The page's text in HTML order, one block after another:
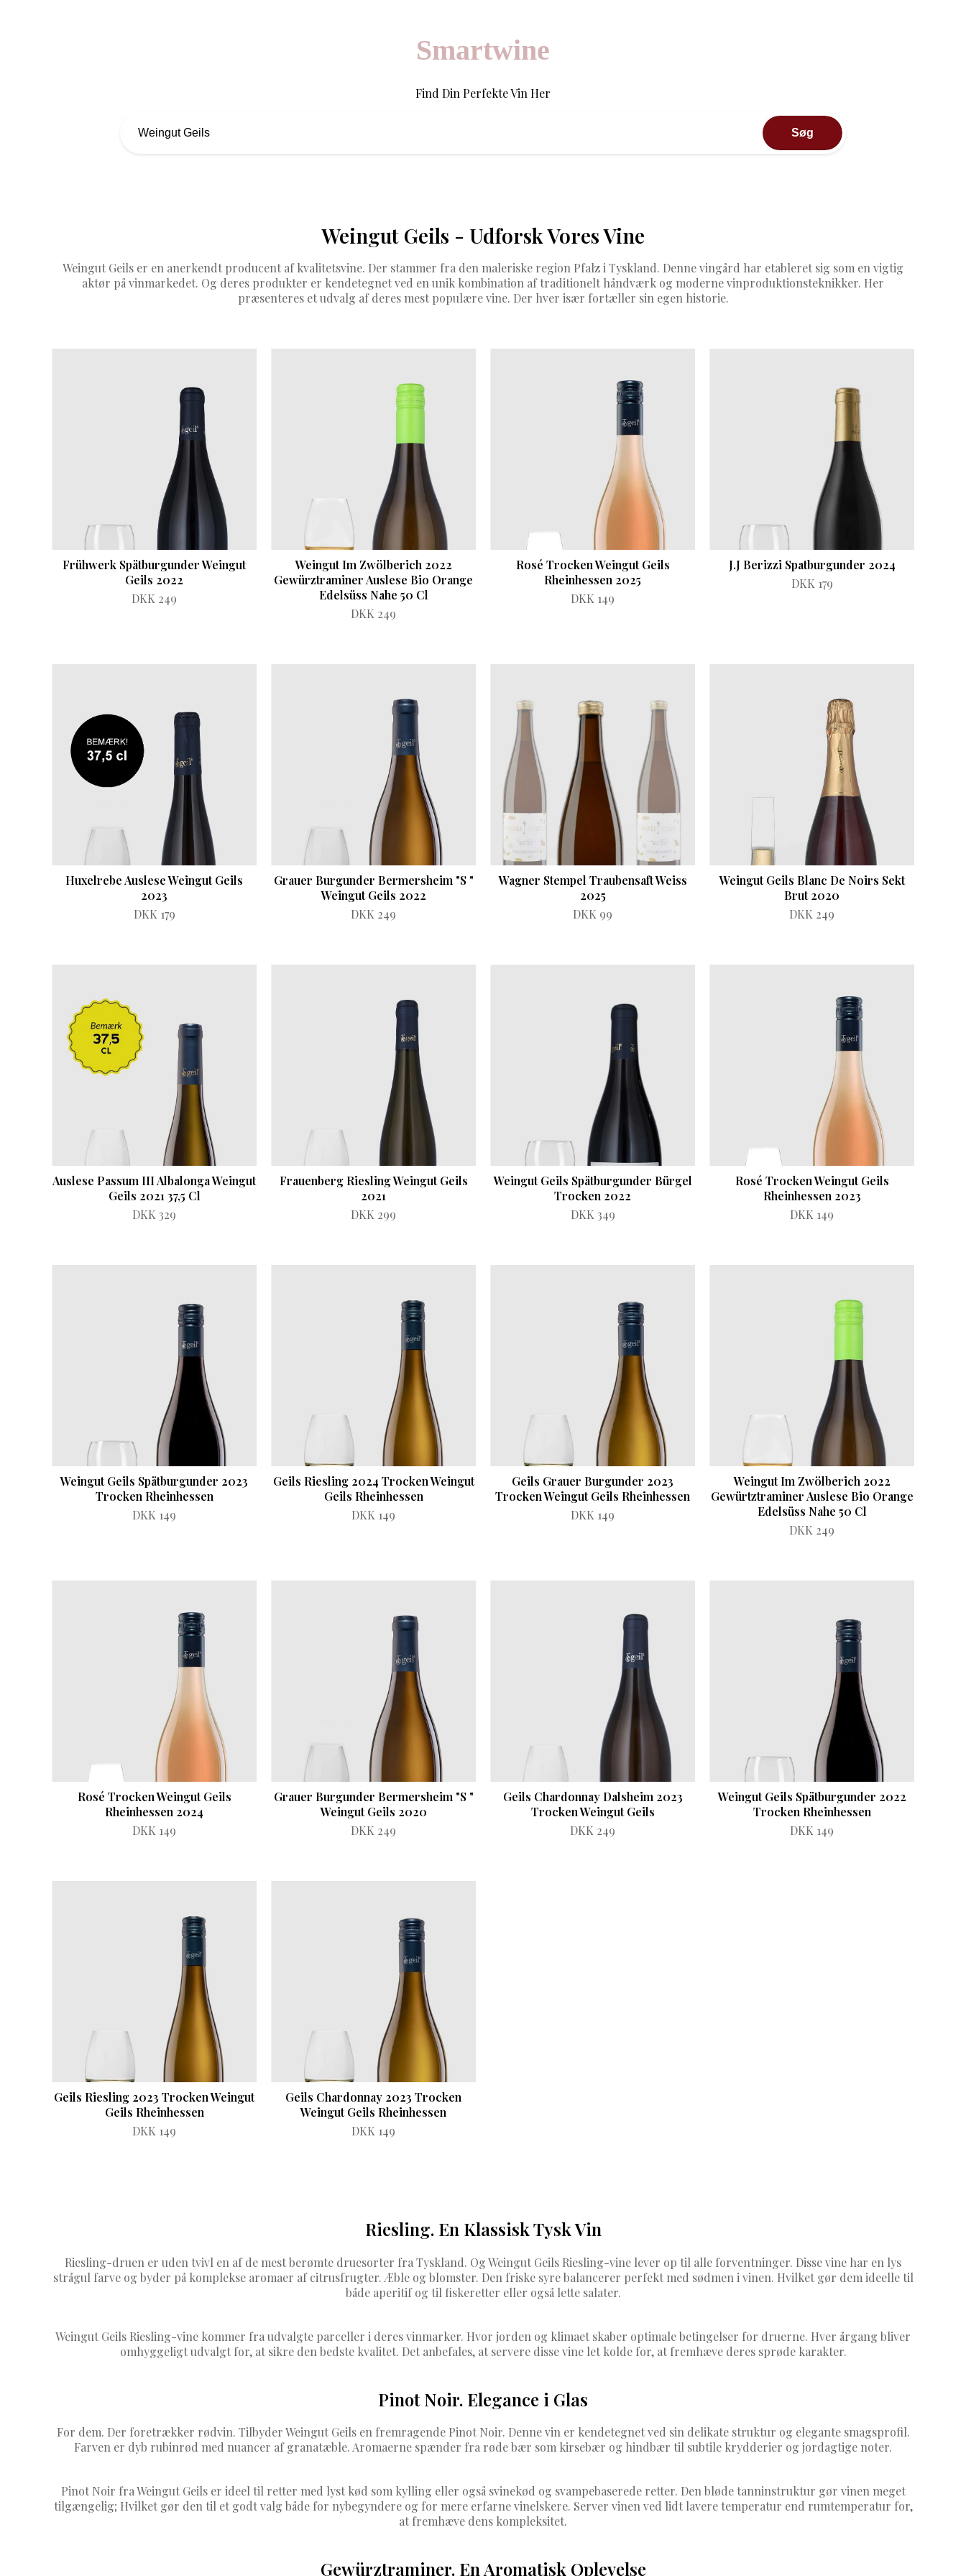
Smartwine
Find Din Perfekte Vin Her
Søg
Weingut Geils - Udforsk Vores Vine
Weingut Geils er en anerkendt producent af kvalitetsvine. Der stammer fra den maleriske region Pfalz i Tyskland. Denne vingård har etableret sig som en vigtig
aktør på vinmarkedet. Og deres produkter er kendetegnet ved en unik kombination af traditionelt håndværk og moderne vinproduktionsteknikker. Her
præsenteres et udvalg af deres mest populære vine. Der hver især fortæller sin egen historie.
Frühwerk Spätburgunder Weingut
Geils 2022
DKK 249
Weingut Im Zwölberich 2022
Gewürztraminer Auslese Bio Orange
Edelsüss Nahe 50 Cl
DKK 249
Rosé Trocken Weingut Geils
Rheinhessen 2025
DKK 149
J.J Berizzi Spatburgunder 2024
DKK 179
Huxelrebe Auslese Weingut Geils
2023
DKK 179
Grauer Burgunder Bermersheim "S "
Weingut Geils 2022
DKK 249
Wagner Stempel Traubensaft Weiss
2025
DKK 99
Weingut Geils Blanc De Noirs Sekt
Brut 2020
DKK 249
Auslese Passum III Albalonga Weingut
Geils 2021 37,5 Cl
DKK 329
Frauenberg Riesling Weingut Geils
2021
DKK 299
Weingut Geils Spätburgunder Bürgel
Trocken 2022
DKK 349
Rosé Trocken Weingut Geils
Rheinhessen 2023
DKK 149
Weingut Geils Spätburgunder 2023
Trocken Rheinhessen
DKK 149
Geils Riesling 2024 Trocken Weingut
Geils Rheinhessen
DKK 149
Geils Grauer Burgunder 2023
Trocken Weingut Geils Rheinhessen
DKK 149
Weingut Im Zwölberich 2022
Gewürtztraminer Auslese Bio Orange
Edelsüss Nahe 50 Cl
DKK 249
Rosé Trocken Weingut Geils
Rheinhessen 2024
DKK 149
Grauer Burgunder Bermersheim "S "
Weingut Geils 2020
DKK 249
Geils Chardonnay Dalsheim 2023
Trocken Weingut Geils
DKK 249
Weingut Geils Spätburgunder 2022
Trocken Rheinhessen
DKK 149
Geils Riesling 2023 Trocken Weingut
Geils Rheinhessen
DKK 149
Geils Chardonnay 2023 Trocken
Weingut Geils Rheinhessen
DKK 149
Riesling. En Klassisk Tysk Vin
Riesling-druen er uden tvivl en af de mest berømte druesorter fra Tyskland. Og Weingut Geils Riesling-vine lever op til alle forventninger. Disse vine har en lys
strågul farve og byder på komplekse aromaer af citrusfrugter. Æble og blomster. Den friske syre balancerer perfekt med sødmen i vinen. Hvilket gør dem ideelle til
både aperitif og til fiskeretter eller også lette salater.
Weingut Geils Riesling-vine kommer fra udvalgte parceller i deres vinmarker. Hvor jorden og klimaet skaber optimale betingelser for druerne. Hver årgang bliver
omhyggeligt udvalgt for, at sikre den bedste kvalitet. Det anbefales, at servere disse vine let kolde for, at fremhæve deres sprøde karakter.
Pinot Noir. Elegance i Glas
For dem. Der foretrækker rødvin. Tilbyder Weingut Geils en fremragende Pinot Noir. Denne vin er kendetegnet ved sin delikate struktur og elegante smagsprofil.
Farven er dyb rubinrød med nuancer af granatæble. Aromaerne spænder fra røde bær som kirsebær og hindbær til subtile krydderier og jordagtige noter.
Pinot Noir fra Weingut Geils er ideel til retter med lyst kød som kylling eller også svinekød og svampebaserede retter. Den bløde tanninstruktur gør vinen meget
tilgængelig; Hvilket gør den til et godt valg både for nybegyndere og for mere erfarne vinelskere. Server vinen ved lidt lavere temperatur end rumtemperatur for,
at fremhæve dens kompleksitet.
Gewürztraminer. En Aromatisk Oplevelse